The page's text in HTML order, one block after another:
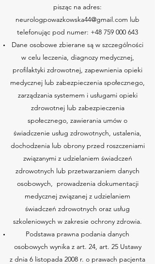
pisząc na adres:
neurologpowazkowska44@gmail.com lub
telefonując pod numer: +48 759 000 643
Dane osobowe zbierane są w szczególności
w celu leczenia, diagnozy medycznej,
profilaktyki zdrowotnej, zapewnienia opieki
medycznej lub zabezpieczenia społecznego,
zarządzania systemem i usługami opieki
zdrowotnej lub zabezpieczenia
społecznego, zawierania umów o
świadczenie usług zdrowotnych, ustalenia,
dochodzenia lub obrony przed roszczeniami
związanymi z udzielaniem świadczeń
zdrowotnych lub przetwarzaniem danych
osobowych, prowadzenia dokumentacji
medycznej związanej z udzielaniem
świadczeń zdrowotnych oraz usług
szkoleniowych w zakresie ochrony zdrowia.
Podstawa prawna podania danych
osobowych wynika z art. 24, art. 25 Ustawy
z dnia 6 listopada 2008 r. o prawach pacjenta